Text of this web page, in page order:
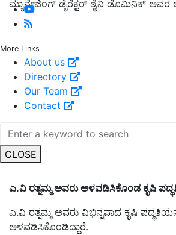
More Links
About us
Directory
Our Team
Contact
CLOSE
ಮ್ಯಾನೇಜಿಂಗ್‌ ಡೈರೆಕ್ಟರ್‌ ಶೈನಿ ಡೊಮಿನಿಕ್‌
ಎ.ವಿ ರತ್ನಮ್ಮ ಅವರು ಅಳವಡಿಸಿಕೊಂಡ ಕೃಷಿ
ಎ.ವಿ ರತ್ನಮ್ಮ ಅವರು ವಿಭಿನ್ನವಾದ ಕೃಷಿ
ಅಳವಡಿಸಿಕೊಂಡಿದ್ದಾರೆ.